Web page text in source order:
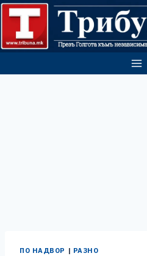
Skip
content
ПО НАДВОР | РАЗНО